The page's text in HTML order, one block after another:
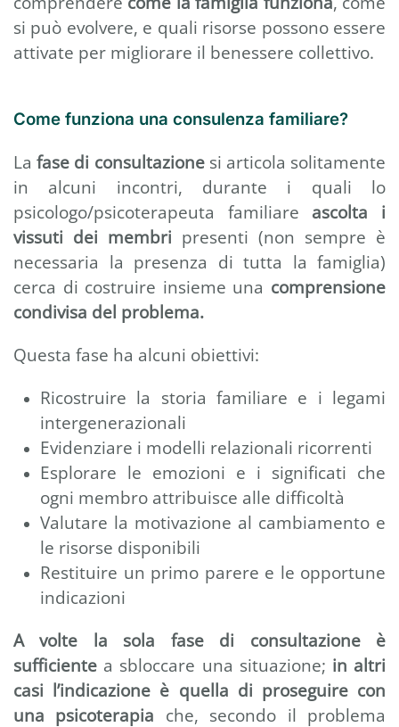
si può evolvere, e quali risorse possono essere
attivate per migliorare il benessere collettivo.
Come funziona una consulenza familiare?
Lafase di consultazionesi articola solitamente
in alcuni incontri, durante i quali lo
psicologo/psicoterapeuta familiare ascolta i
vissuti dei membri presenti (non sempre è
necessaria la presenza di tutta la famiglia)
cerca di costruire insieme una comprensione
condivisa del problema.
Questa fase ha alcuni obiettivi:
Ricostruire la storia familiare e i legami
intergenerazionali
Evidenziare i modelli relazionali ricorrenti
Esplorare le emozioni e i significati che
ogni membro attribuisce alle difficoltà
Valutare la motivazione al cambiamento e
le risorse disponibili
Restituire un primo parere e le opportune
indicazioni
A volte la sola fase di consultazione è
sufficiente a sbloccare una situazione; in altri
casi l’indicazione è quella di proseguire con
una psicoterapia che, secondo il problema